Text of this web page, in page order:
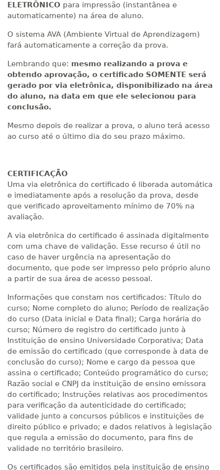
ELETRÔNICO para impressão (instantânea e
automaticamente) na área de aluno.
O sistema AVA (Ambiente Virtual de Aprendizagem)
fará automaticamente a correção da prova.
Lembrando que: mesmo realizando a prova e
obtendo aprovação, o certificado SOMENTE será
gerado por via eletrônica, disponibilizado na área
do aluno, na data em que ele selecionou para
conclusão.
Mesmo depois de realizar a prova, o aluno terá acesso
ao curso até o último dia do seu prazo máximo.
CERTIFICAÇÃO
Uma via eletrônica do certificado é liberada automática
e imediatamente após a resolução da prova, desde
que verificado aproveitamento mínimo de 70% na
avaliação.
A via eletrônica do certificado é assinada digitalmente
com uma chave de validação. Esse recurso é útil no
caso de haver urgência na apresentação do
documento, que pode ser impresso pelo próprio aluno
a partir de sua área de acesso pessoal.
Informações que constam nos certificados: Título do
curso; Nome completo do aluno; Período de realização
do curso (Data inicial e Data final); Carga horária do
curso; Número de registro do certificado junto à
Instituição de ensino Universidade Corporativa; Data
de emissão do certificado (que corresponde à data de
conclusão do curso); Nome e cargo da pessoa que
assina o certificado; Conteúdo programático do curso;
Razão social e CNPJ da instituição de ensino emissora
do certificado; Instruções relativas aos procedimentos
para verificação da autenticidade do certificado;
validade junto a concursos públicos e instituições de
direito público e privado; e dados relativos à legislação
que regula a emissão do documento, para fins de
validade no território brasileiro.
Os certificados são emitidos pela instituição de ensino